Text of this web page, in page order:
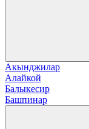
Акынджилар
Алайкой
Балыкесир
Башпинар